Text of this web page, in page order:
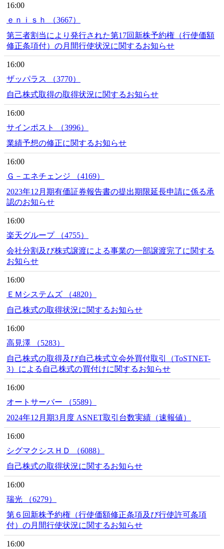
16:00
ｅｎｉｓｈ （3667）
第三者割当により発行された第17回新株予約権（行使価額
修正条項付）の月間行使状況に関するお知らせ
16:00
ザッパラス （3770）
自己株式取得の取得状況に関するお知らせ
16:00
サインポスト （3996）
業績予想の修正に関するお知らせ
16:00
Ｇ－エネチェンジ （4169）
2023年12月期有価証券報告書の提出期限延長申請に係る承
認のお知らせ
16:00
楽天グループ （4755）
会社分割及び株式譲渡による事業の一部譲渡完了に関する
お知らせ
16:00
ＥＭシステムズ （4820）
自己株式の取得状況に関するお知らせ
16:00
高見澤 （5283）
自己株式の取得及び自己株式立会外買付取引（ToSTNET-
3）による自己株式の買付けに関するお知らせ
16:00
オートサーバー （5589）
2024年12月期3月度 ASNET取引台数実績（速報値）
16:00
シグマクシスＨＤ （6088）
自己株式の取得状況に関するお知らせ
16:00
瑞光 （6279）
第６回新株予約権（行使価額修正条項及び行使許可条項
付）の月間行使状況に関するお知らせ
16:00